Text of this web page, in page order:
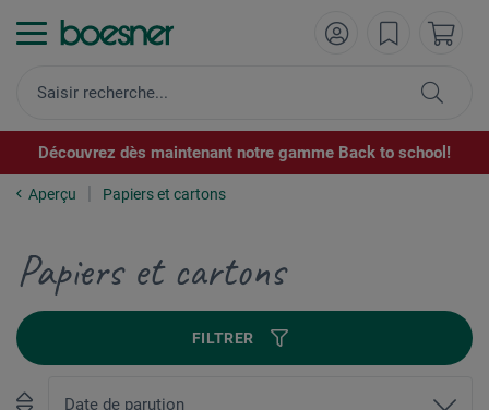
Découvrez dès maintenant notre gamme Back to school!
Aperçu Papiers et cartons
Papiers et cartons
FILTRER